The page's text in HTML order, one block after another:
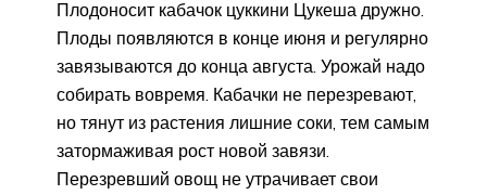
Плодоносит кабачок цуккини Цукеша дружно.
Плоды появляются в конце июня и регулярно
завязываются до конца августа. Урожай надо
собирать вовремя. Кабачки не перезревают,
но тянут из растения лишние соки, тем самым
затормаживая рост новой завязи.
Перезревший овощ не утрачивает свои